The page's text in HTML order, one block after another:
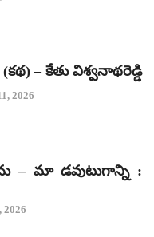
– కేతు విశ్వనాథరెడ్డి
2026
– మా డవుటుగాన్ని :
2026